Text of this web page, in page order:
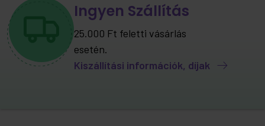
Ingyen Szállítás
25.000 Ft feletti vásárlás
esetén.
Kiszállítási információk, díjak